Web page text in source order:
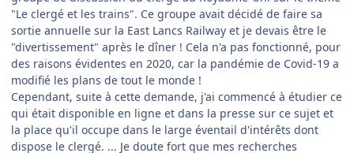
"Le clergé et les trains". Ce groupe avait décidé de faire sa
sortie annuelle sur la East Lancs Railway et je devais être le
"divertissement" après le dîner ! Cela n'a pas fonctionné, pour
des raisons évidentes en 2020, car la pandémie de Covid-19 a
modifié les plans de tout le monde !
Cependant, suite à cette demande, j'ai commencé à étudier ce
qui était disponible en ligne et dans la presse sur ce sujet et
la place qu'il occupe dans le large éventail d'intérêts dont
dispose le clergé. ... Je doute fort que mes recherches